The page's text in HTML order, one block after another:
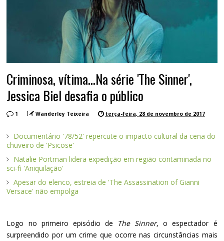
Criminosa, vítima...Na série 'The Sinner',
Jessica Biel desafia o público
1 Wanderley Teixeira terça-feira, 28 de novembro de 2017
Documentário '78/52' repercute o impacto cultural da cena do
chuveiro de 'Psicose'
Natalie Portman lidera expedição em região contaminada no
sci-fi 'Aniquilação'
Apesar do elenco, estreia de 'The Assassination of Gianni
Versace' não empolga
Logo no primeiro episódio de The Sinner, o espectador é
surpreendido por um crime que ocorre nas circunstâncias mais